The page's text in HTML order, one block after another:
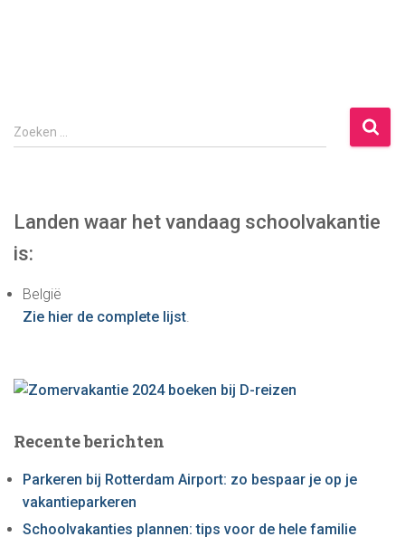
Z
o
e
n
Zoeken …
Landen waar het vandaag schoolvakantie
is:
België
Zie hier de complete lijst.
Recente berichten
Parkeren bij Rotterdam Airport: zo bespaar je op je
vakantieparkeren
Schoolvakanties plannen: tips voor de hele familie